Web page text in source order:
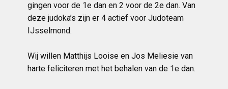
gingen voor de 1e dan en 2 voor de 2e dan. Van
deze judoka’s zijn er 4 actief voor Judoteam
IJsselmond.
Wij willen Matthijs Looise en Jos Meliesie van
harte feliciteren met het behalen van de 1e dan.